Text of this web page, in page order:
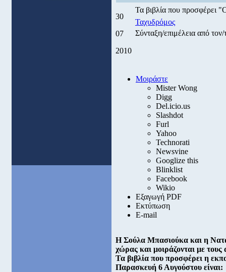
30
07
2010
Τα βιβλία που προσφέρει
Ταχυδρόμος
Σύνταξη/επιμέλεια από
Μοιράστε
Mister Wong
Digg
Del.icio.us
Slashdot
Furl
Yahoo
Technorati
Newsvine
Googlize this
Blinklist
Facebook
Wikio
Εξαγωγή PDF
Εκτύπωση
E-mail
Η Σούλα Μπασιούκα και η
χώρας και μοιράζονται με
Τα βιβλία που προσφέρει η
Παρασκευή 6 Αυγούστου είναι: